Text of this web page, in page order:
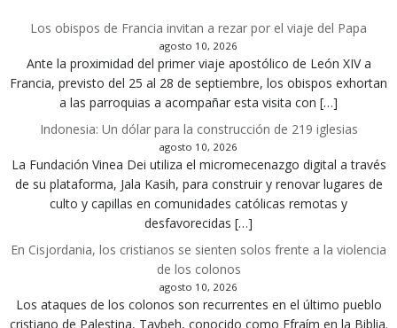
Los obispos de Francia invitan a rezar por el viaje del Papa
agosto 10, 2026
Ante la proximidad del primer viaje apostólico de León XIV a
Francia, previsto del 25 al 28 de septiembre, los obispos exhortan
a las parroquias a acompañar esta visita con […]
Indonesia: Un dólar para la construcción de 219 iglesias
agosto 10, 2026
La Fundación Vinea Dei utiliza el micromecenazgo digital a través
de su plataforma, Jala Kasih, para construir y renovar lugares de
culto y capillas en comunidades católicas remotas y
desfavorecidas […]
En Cisjordania, los cristianos se sienten solos frente a la violencia
de los colonos
agosto 10, 2026
Los ataques de los colonos son recurrentes en el último pueblo
cristiano de Palestina, Taybeh, conocido como Efraím en la Biblia.